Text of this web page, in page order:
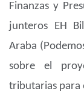
Finanzas y
junteros EH
Araba
sobre el
tributarias para